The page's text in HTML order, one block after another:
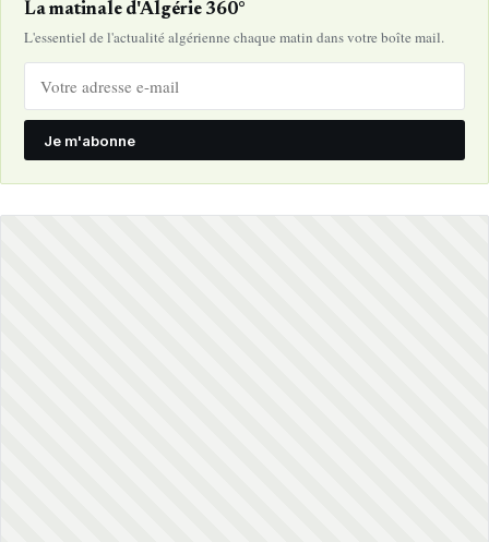
La matinale d'Algérie 360°
L'essentiel de l'actualité algérienne chaque matin dans votre boîte mail.
Je m'abonne